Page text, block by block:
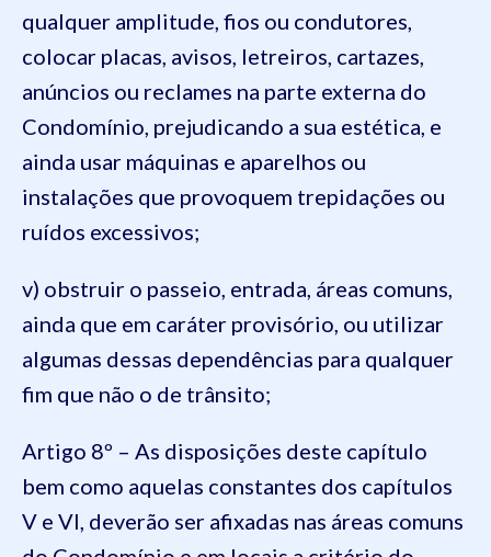
qualquer amplitude, fios ou condutores,
colocar placas, avisos, letreiros, cartazes,
anúncios ou reclames na parte externa do
Condomínio, prejudicando a sua estética, e
ainda usar máquinas e aparelhos ou
instalações que provoquem trepidações ou
ruídos excessivos;
v) obstruir o passeio, entrada, áreas comuns,
ainda que em caráter provisório, ou utilizar
algumas dessas dependências para qualquer
fim que não o de trânsito;
Artigo 8º – As disposições deste capítulo
bem como aquelas constantes dos capítulos
V e VI, deverão ser afixadas nas áreas comuns